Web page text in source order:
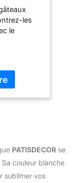
pour
Buffet
les
le
à 3
Rendez
midi
plus
façon
pour une
Idéal
les
dans la
thé. Le
PATISDECOR se
couleur blanche
sublimer vos